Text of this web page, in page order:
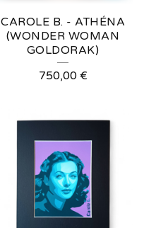
CAROLE B. - ATHÉNA
(WONDER WOMAN
GOLDORAK)
750,00 €